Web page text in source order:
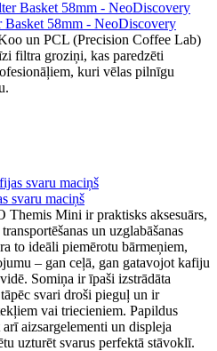
58mm - NeoDiscovery
un PCL (Precision Coffee Lab)
filtra groziņi, kas paredzēti
kuri vēlas pilnīgu
svaru maciņš
Themis Mini ir praktisks aksesuārs,
un uzglabāšanas
to ideāli piemērotu bārmeņiem,
– gan ceļā, gan gatavojot kafiju
Somiņa ir īpaši izstrādāta
svari droši pieguļ un ir
vai triecieniem. Papildus
aizsargelementi un displeja
uzturēt svarus perfektā stāvoklī.